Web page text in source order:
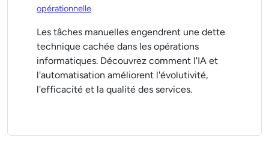
opérationnelle
Les tâches manuelles engendrent une dette
technique cachée dans les opérations
informatiques. Découvrez comment l'IA et
l'automatisation améliorent l'évolutivité,
l'efficacité et la qualité des services.